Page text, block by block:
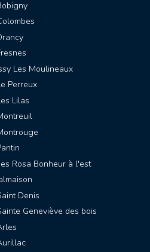
Les Moulineaux
Perreux
Lilas
Rosa Bonheur à l'est
Denis
Geneviève des bois